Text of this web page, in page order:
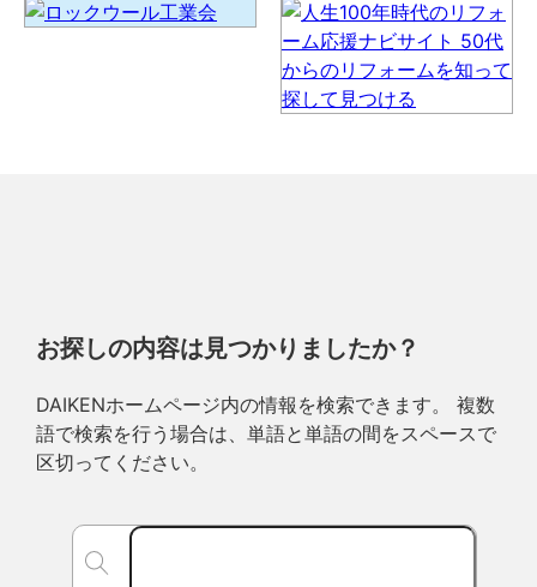
お探しの内容は見つかりましたか？
DAIKENホームページ内の情報を検索できます。 複数
語で検索を行う場合は、単語と単語の間をスペースで
区切ってください。